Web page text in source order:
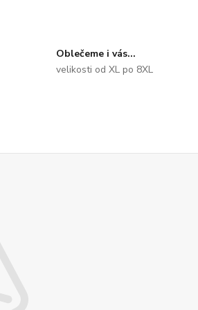
Oblečeme i vás...
velikosti od XL po 8XL